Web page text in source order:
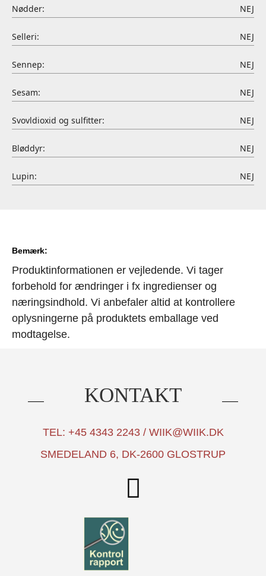
Nødder: NEJ
Selleri: NEJ
Sennep: NEJ
Sesam: NEJ
Svovldioxid og sulfitter: NEJ
Bløddyr: NEJ
Lupin: NEJ
Bemærk:
Produktinformationen er vejledende. Vi tager
forbehold for ændringer i fx ingredienser og
næringsindhold. Vi anbefaler altid at kontrollere
oplysningerne på produktets emballage ved
modtagelse.
KONTAKT
TEL: +45 4343 2243 / WIIK@WIIK.DK
SMEDELAND 6, DK-2600 GLOSTRUP